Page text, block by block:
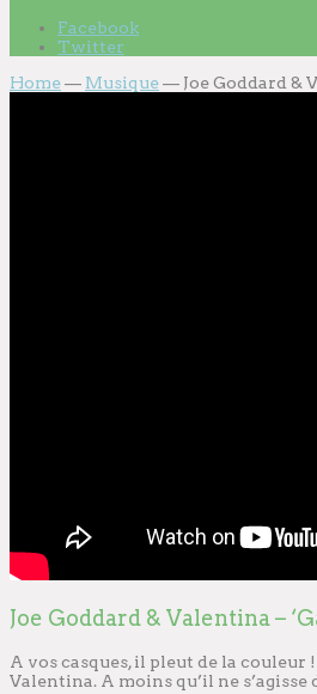
Facebook
Twitter
Home— Musique— Joe Goddard &
Joe Goddard & Valentina –
A vos casques, il pleut de la
Valentina. A moins qu’il ne